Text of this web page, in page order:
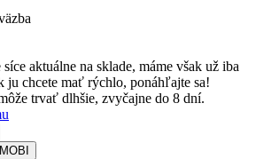
aktuálne na sklade, máme však už iba
ju chcete mať rýchlo, ponáhľajte sa!
trvať dlhšie, zvyčajne do 8 dní.
MOBI